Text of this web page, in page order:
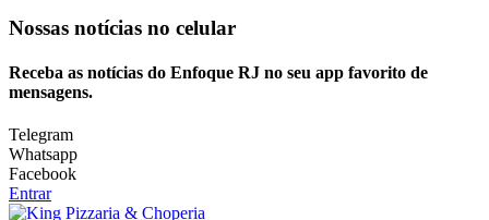
Nossas notícias no celular
Receba as notícias do Enfoque RJ no seu app favorito de
mensagens.
Telegram
Whatsapp
Facebook
Entrar